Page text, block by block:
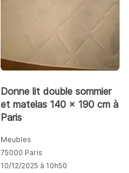
Donne lit double sommier
et matelas 140 x 190 cm à
Paris
Meubles
75000 Paris
10/12/2025 à 10h50